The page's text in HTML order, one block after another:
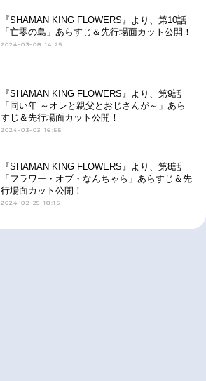
『SHAMAN KING FLOWERS』より、第10話
「亡零の島」あらすじ＆先行場面カット公開！
2024-03-08 14:25
『SHAMAN KING FLOWERS』より、第9話
「同い年 ～オレと親父とおじさんが～」あら
すじ＆先行場面カット公開！
2024-03-03 16:55
『SHAMAN KING FLOWERS』より、第8話
「フラワー・オブ・なんちゃら」あらすじ＆先
行場面カット公開！
2024-02-25 18:15